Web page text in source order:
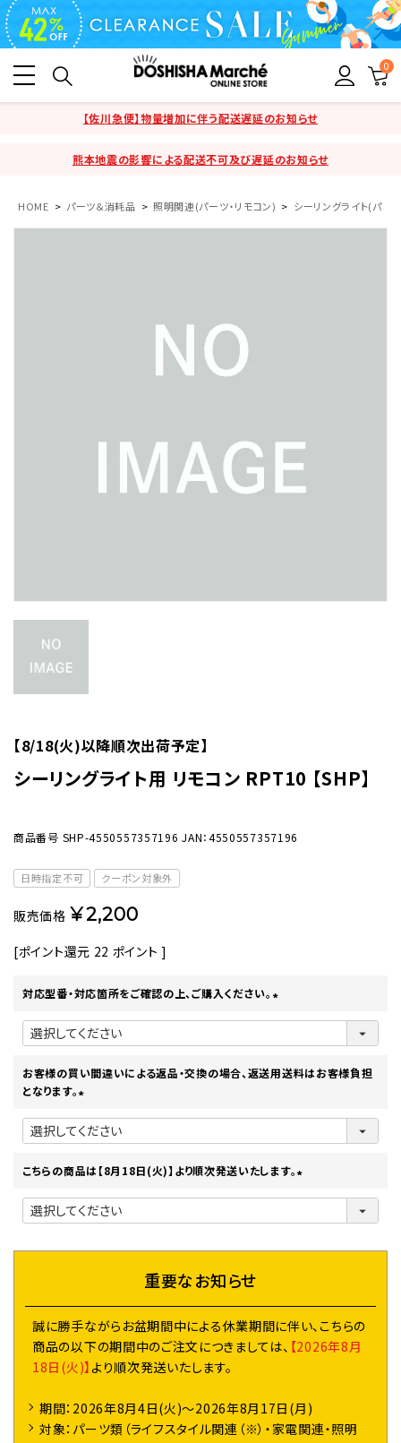
0
【佐川急便】物量増加に伴う配送遅延のお知らせ
熊本地震の影響による配送不可及び遅延のお知らせ
HOME パーツ＆消耗品 照明関連(パーツ・リモコン) シーリングライト(パー
【8/18(火)以降順次出荷予定】
シーリングライト用 リモコン RPT10 【SHP】
商品番号 SHP-4550557357196 JAN：4550557357196
日時指定不可 クーポン対象外
販売価格 ¥2,200
[ポイント還元 22 ポイント ]
対応型番・対応箇所をご確認の上、ご購入ください。
(
)
お客様の買い間違いによる返品・交換の場合、返送用送料はお客様負担
となります。
(
必
)
こちらの商品は【8月18日(火)】より順次発送いたします。
(
)
重要なお知らせ
誠に勝手ながらお盆期間中による休業期間に伴い、こちらの
商品の以下の期間中のご注文につきましては、 【2026年8月
18日(火)】 より順次発送いたします。
期間：2026年8月4日(火)～2026年8月17日(月)
対象：パーツ類（ライフスタイル関連（※）・家電関連・照明